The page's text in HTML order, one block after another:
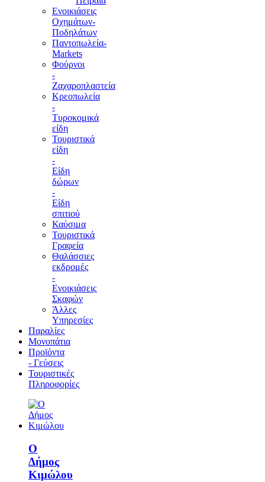
Ενοικιάσεις
Οχημάτων-
Ποδηλάτων
Παντοπωλεία-
Markets
Φούρνοι
-
Ζαχαροπλαστεία
Κρεοπωλεία
-
Τυροκομικά
είδη
Τουριστικά
είδη
-
Είδη
δώρων
-
Είδη
σπιτιού
Καύσιμα
Τουριστικά
Γραφεία
Θαλάσσιες
εκδρομές
-
Ενοικιάσεις
Σκαφών
Άλλες
Υπηρεσίες
Παραλίες
Μονοπάτια
Προϊόντα
- Γεύσεις
Τουριστικές
Πληροφορίες
Ο
Δήμος
Κιμώλου